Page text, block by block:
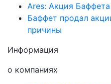
Ares: Акция
Баффет продал
причины
Информация
о компаниях